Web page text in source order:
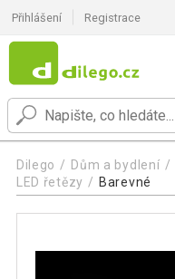
Přihlášení Registrace
Dilego Dům a bydlení
LED řetězy
Barevné